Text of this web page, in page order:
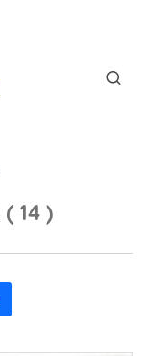
( 14 )